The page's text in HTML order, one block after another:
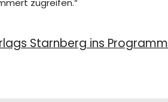
Starnberg ins Programm